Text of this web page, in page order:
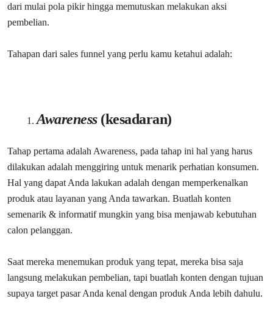
dari mulai pola pikir hingga memutuskan melakukan aksi
pembelian.
Tahapan dari sales funnel yang perlu kamu ketahui adalah:
Awareness (kesadaran)
Tahap pertama adalah Awareness, pada tahap ini hal yang harus
dilakukan adalah menggiring untuk menarik perhatian konsumen.
Hal yang dapat Anda lakukan adalah dengan memperkenalkan
produk atau layanan yang Anda tawarkan. Buatlah konten
semenarik & informatif mungkin yang bisa menjawab kebutuhan
calon pelanggan.
Saat mereka menemukan produk yang tepat, mereka bisa saja
langsung melakukan pembelian, tapi buatlah konten dengan tujuan
supaya target pasar Anda kenal dengan produk Anda lebih dahulu.